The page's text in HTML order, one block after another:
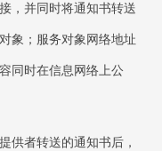
，并同时将通知书转送
象；服务对象网络地址
同时在信息网络上公
者转送的通知书后，